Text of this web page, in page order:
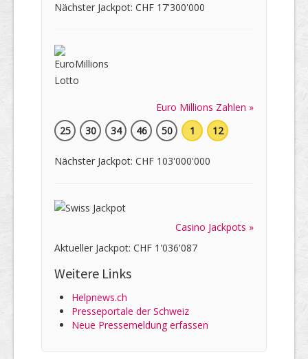
Nächster Jackpot: CHF 17'300'000
Euro Millions Zahlen »
25
30 34 46 50 1 12
Nächster Jackpot: CHF 103'000'000
Casino Jackpots »
Aktueller Jackpot: CHF 1'036'087
Weitere Links
Helpnews.ch
Presseportale der Schweiz
Neue Pressemeldung erfassen